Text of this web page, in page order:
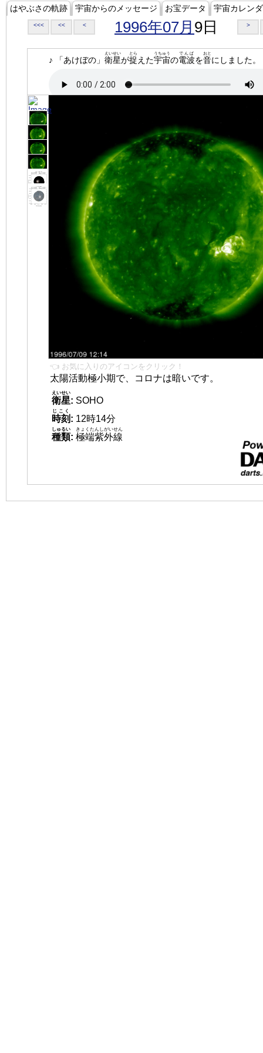
はやぶさの軌跡 宇宙からのメッセージ お宝データ 宇宙カレン
<<< << < 1996年07月 9日 >
♪ 「あけぼの」 衛星
えいせい
が捉
とら
えた宇宙
うちゅう
の電波
でんぱ
を音
おと
にしました。
👈 お気に入りのアイコンをクリック！
太陽活動極小期で、コロナは暗いです。
衛星
えいせい
: SOHO
時刻
じこく
: 12時14分
種類
しゅるい
: 極端紫外線
きょくたんしがいせん